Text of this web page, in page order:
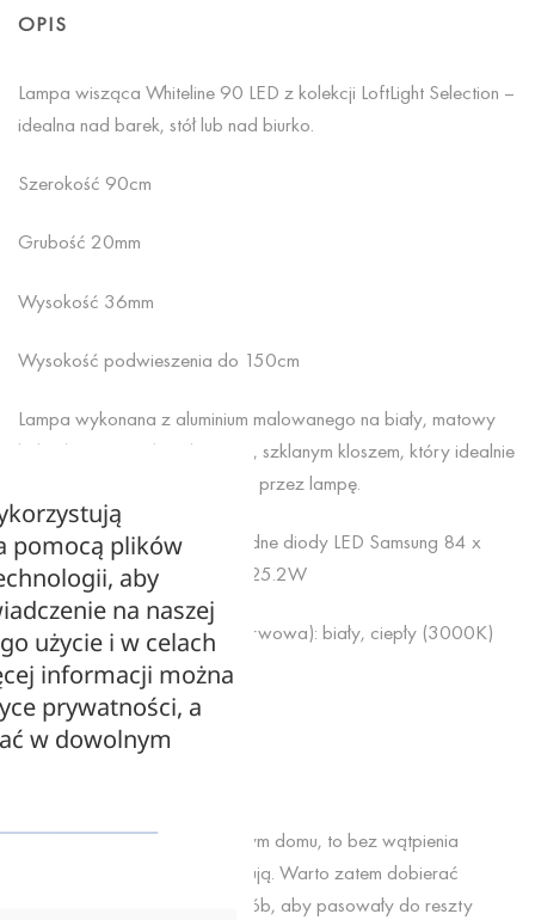
OPIS
Lampa wisząca Whiteline 90 LED z kolekcji LoftLight Selection –
idealna nad barek, stół lub nad biurko.
Szerokość 90cm
Grubość 20mm
Wysokość 36mm
Wysokość podwieszenia do 150cm
Lampa wykonana z aluminium malowanego na biały, matowy
kolor (RAL 9003) z mlecznym, szklanym kloszem, który idealnie
zmiękcza światło generowane przez lampę.
Źródło światła: energooszczędne diody LED Samsung 84 x
0.3W – pobór mocy to tylko 25.2W
Kolor światła (temperatura barwowa): biały, ciepły (3000K)
Strumień świetlny: ~2520lm
To, co tworzy nastrój w każdym domu, to bez wątpienia
dodatki, które się w nim znajdują. Warto zatem dobierać
gadżety do domu w taki sposób, aby pasowały do reszty
pomocą plików
aby
na naszej
użycie i w celach
informacji można
prywatności, a
w dowolnym